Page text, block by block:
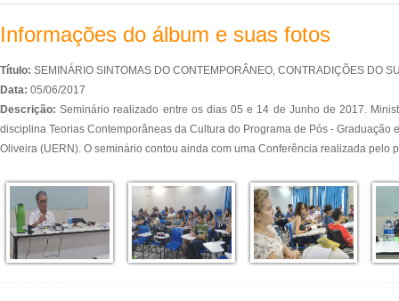
Informações do álbum e suas fotos
Título: SEMINÁRIO SINTOMAS DO CONTEMPORÂNEO, CONTRADIÇÕES DO
Data: 05/06/2017
Descrição: Seminário realizado entre os dias 05 e 14 de Junho de 2017.
disciplina Teorias Contemporâneas da Cultura do Programa de Pós -
Oliveira (UERN). O seminário contou ainda com uma Conferência realizada